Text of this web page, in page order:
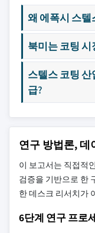
왜 에폭시 스텔
북미는 코팅
스텔스 코팅
급?
연구 방법론, 데
이 보고서는 직접적
검증을 기반으로 한
한 데스크 리서치가
6단계 연구 프로